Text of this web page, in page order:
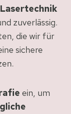
zuverlässig.
die wir für
sichere
ein, um